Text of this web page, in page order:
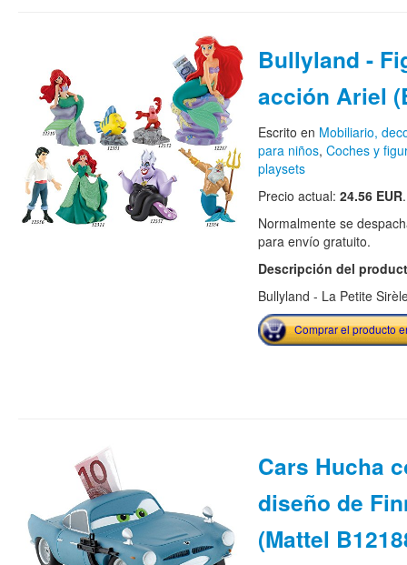
Bullyland -
acción Ariel
Escrito en Mobiliario,
para niños, Coches y
playsets
Precio actual: 24.56 EUR.
Normalmente se
para envío gratuito.
Descripción del
Bullyland - La Petite
Comprar el producto
Cars Hucha
diseño de
(Mattel